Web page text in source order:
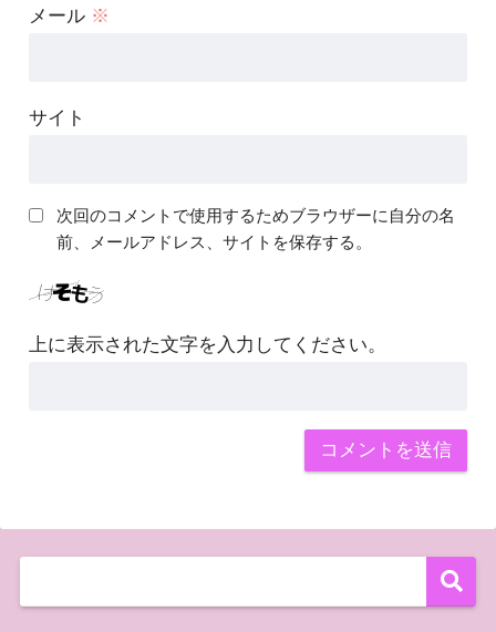
メール ※
サイト
次回のコメントで使用するためブラウザーに自分の名
前、メールアドレス、サイトを保存する。
上に表示された文字を入力してください。